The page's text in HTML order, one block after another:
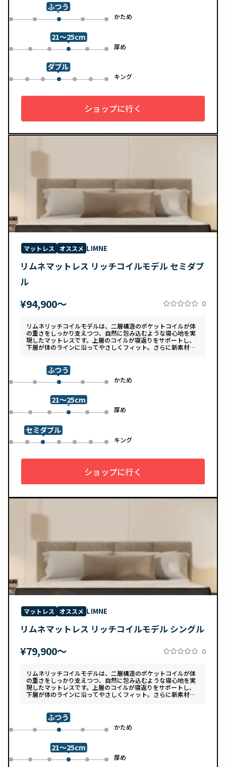
ンで、カバーは自宅で洗濯可能。清潔さと快適さの両方を追求
した一枚です。
0 1 2
ふつう
3 かため
4
0 1 2 3
21～25cm
4 厚め
5
0 1 2 3
ダブル
4 5 キング
6
ショップに行く
マットレス オススメ LIMNE
リムネマットレス リッチコイルモデル セミダブ
ル
¥94,900〜 0
リムネリッチコイルモデルは、二層構造のポケットコイルが体
の重さをしっかり支えつつ、自然に包み込むような寝心地を実
現したマットレスです。上層のコイルが寝返りをサポートし、
下層が体のラインに沿ってやさしくフィット。さらに新素材
ンで、カバーは自宅で洗濯可能。清潔さと快適さの両方を追求
した一枚です。
0 1 2
ふつう
3 かため
4
0 1 2 3
21～25cm
4 厚め
5
0 1 2
セミダブル
3 4 5 キング
6
ショップに行く
マットレス オススメ LIMNE
リムネマットレス リッチコイルモデル シングル
¥79,900〜 0
リムネリッチコイルモデルは、二層構造のポケットコイルが体
の重さをしっかり支えつつ、自然に包み込むような寝心地を実
現したマットレスです。上層のコイルが寝返りをサポートし、
下層が体のラインに沿ってやさしくフィット。さらに新素材
ンで、カバーは自宅で洗濯可能。清潔さと快適さの両方を追求
した一枚です。
0 1 2
ふつう
3 かため
4
0 1 2
21～25cm
4 厚め
5